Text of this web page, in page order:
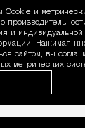
Сookie и
и индивидуальной
Нажимая
сайтом, вы
метрических